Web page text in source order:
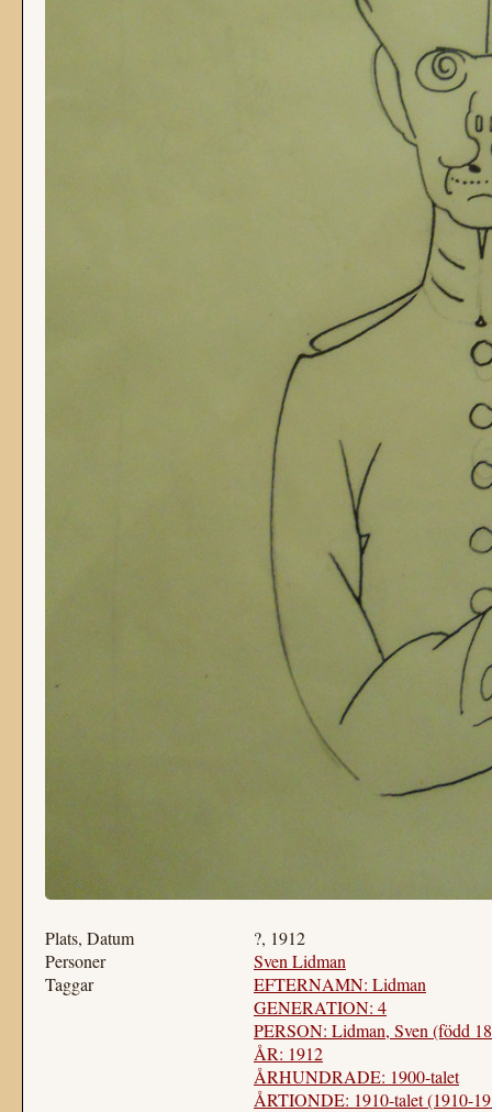
Plats, Datum
?, 1912
Personer
Sven Lidman
Taggar
EFTERNAMN: Lidman
GENERATION: 4
PERSON: Lidman, Sven (född
ÅR: 1912
ÅRHUNDRADE: 1900-talet
ÅRTIONDE: 1910-talet (1910-